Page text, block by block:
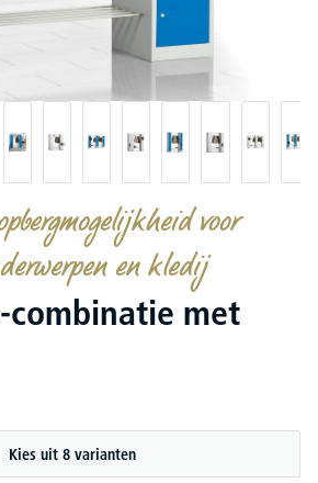
voor
en kledij
combinatie met
Kies uit 8 varianten